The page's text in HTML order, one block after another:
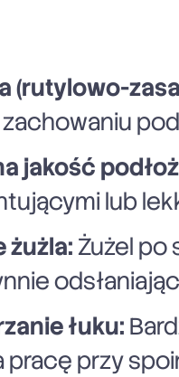
(rutylowo-
jakość
lub
żużla: Żużel po
łuku:
pracę przy